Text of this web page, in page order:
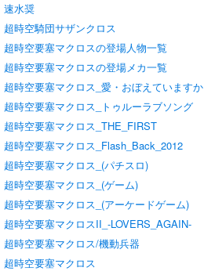
速水奨
超時空騎団サザンクロス
超時空要塞マクロスの登場人物一覧
超時空要塞マクロスの登場メカ一覧
超時空要塞マクロス_愛・おぼえていますか
超時空要塞マクロス_トゥルーラブソング
超時空要塞マクロス_THE_FIRST
超時空要塞マクロス_Flash_Back_2012
超時空要塞マクロス_(パチスロ)
超時空要塞マクロス_(ゲーム)
超時空要塞マクロス_(アーケードゲーム)
超時空要塞マクロスII_-LOVERS_AGAIN-
超時空要塞マクロス/機動兵器
超時空要塞マクロス